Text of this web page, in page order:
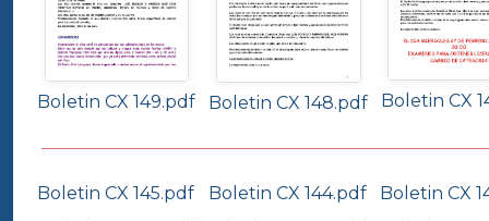
Boletin CX 149.pdf Boletin CX 148.pdf Boletin CX
Boletin CX 145.pdf Boletin CX 144.pdf
Boletin CX